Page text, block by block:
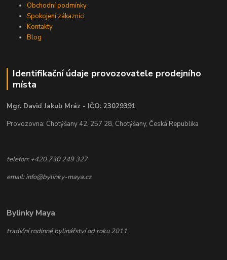
Obchodní podmínky
Spokojení zákazníci
Kontakty
Blog
Identifikační údaje provozovatele prodejního
místa
Mgr. David Jakub Mráz - IČO: 23029391
Provozovna: Chotýšany 42, 257 28, Chotýšany, Česká Republika
telefon: +420 730 249 327
email: info@bylinky-maya.cz
Bylinky Maya
tradiční rodinné bylinářství od roku 2011